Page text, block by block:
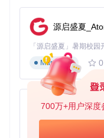
700万+用户深度
源启盛夏
Markdown
0
py-xiaozhi